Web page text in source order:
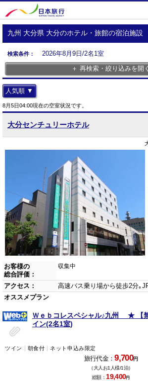
九州 大分県 大分のホテル・旅館の宿泊施
検索条件：
2026年8月9日/2名1室
＋ 再検索・絞り込みを開く
人気順 ▼
8月5日04:00現在の空室状況です。
大分センチュリーホテル
お客様の
総合評価：
収集中
アクセス：
高速バス乗り場から徒歩2分｡
オススメプラン
Ｗｅｂコレスペシャル♪九州 ★ 【
イン(2名1室)
ツイン 朝食付 ネット申込み限定
旅行代金：9,700円
（大人お1人様/1泊）
総額： 19,400円